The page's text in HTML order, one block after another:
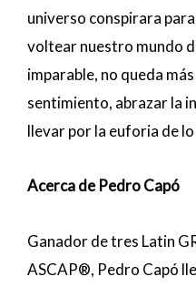
universo conspirara
voltear nuestro mundo
imparable, no queda
sentimiento, abrazar la
llevar por la euforia de lo
Acerca de Pedro Capó
Ganador de tres Latin
ASCAP®, Pedro Capó